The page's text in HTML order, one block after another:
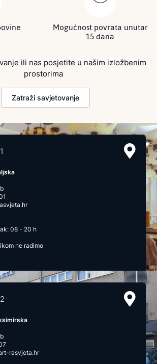
Mogućnost povrata unutar
15 dana
ili nas posjetite u našim izložbenim
prostorima
Zatraži savjetovanje
08 - 20 h
ne radimo
rasvjeta.hr